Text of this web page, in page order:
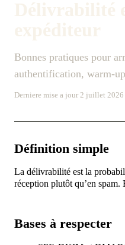
Bonnes pratiques pour
authentification, warm-
Derniere mise a jour 2 juillet 2026
Définition simple
La délivrabilité est la
réception plutôt qu’en spam.
Bases à respecter